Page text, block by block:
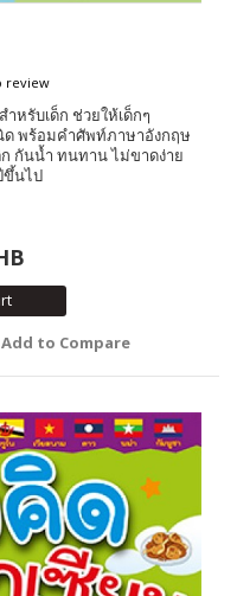
review
หรับเด็ก ช่วยให้เด็กๆ
พร้อมคำศัพท์ภาษาอังกฤษ
กันน้ำ ทนทาน ไม่ขาดง่าย
ขึ้นไป
Add to Compare